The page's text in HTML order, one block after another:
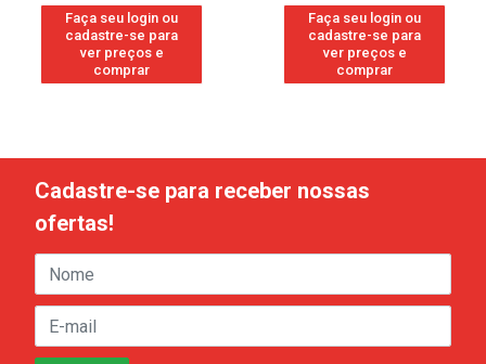
Faça seu login ou
cadastre-se para
ver preços e
comprar
Faça seu login ou
cadastre-se para
ver preços e
comprar
Cadastre-se para receber nossas
ofertas!